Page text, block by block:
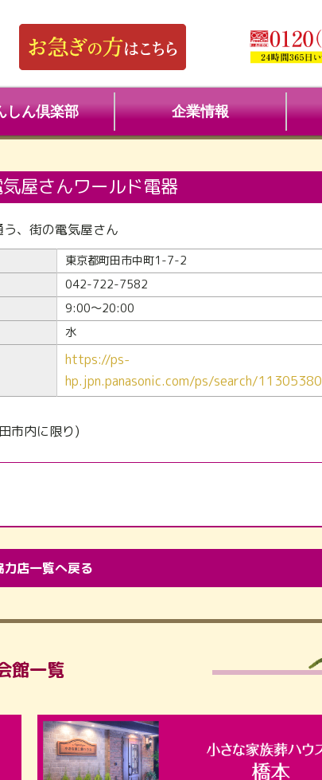
しん倶楽部 企業情報
屋さんワールド電器
、街の電気屋さん
東京都町田市中町1-7-2
042-722-7582
9:00～20:00
水
https://ps-
hp.jpn.panasonic.com/ps/search/11305380
市内に限り)
力店一覧へ戻る
館一覧